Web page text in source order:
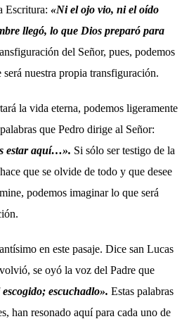
Escritura: «Ni el ojo vio, ni el oído
llegó, lo que Dios preparó para
del Señor, pues, podemos
nuestra propia transfiguración.
la vida eterna, podemos ligeramente
que Pedro dirige al Señor:
estar aquí…». Si sólo ser testigo de la
que se olvide de todo y que desee
podemos imaginar lo que será
en este pasaje. Dice san Lucas
se oyó la voz del Padre que
escuchadlo». Estas palabras
han resonado aquí para cada uno de